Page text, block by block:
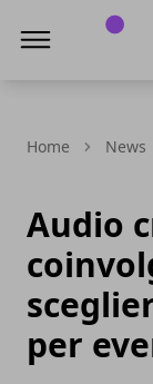
Home News
Audio
per